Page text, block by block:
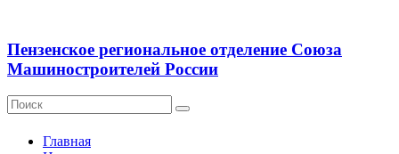
Пензенское региональное отделение Союза
Машиностроителей России
Главная